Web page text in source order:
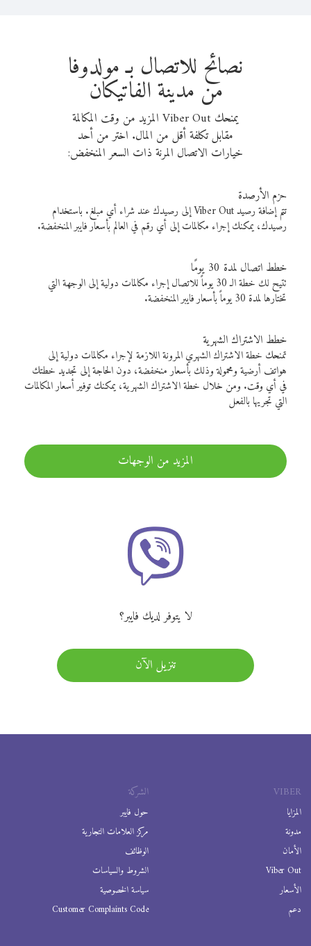
نصائح للاتصال بـ مولدوفا
من مدينة الفاتيكان
يمنحك Viber Out المزيد من وقت المكالمة
مقابل تكلفة أقل من المال. اختر من أحد
خيارات الاتصال المرنة ذات السعر المنخفض:
حزم الأرصدة
تتم إضافة رصيد Viber Out إلى رصيدك عند شراء أي مبلغ. باستخدام
رصيدك، يمكنك إجراء مكالمات إلى أي رقم في العالم بأسعار فايبر المنخفضة.
خطط اتصال لمدة 30 يومًا
تتيح لك خطة الـ 30 يوماً للاتصال إجراء مكالمات دولية إلى الوجهة التي
تختارها لمدة 30 يوماً بأسعار فايبر المنخفضة.
خطط الاشتراك الشهرية
تمنحك خطة الاشتراك الشهري المرونة اللازمة لإجراء مكالمات دولية إلى
هواتف أرضية ومحمولة وذلك بأسعار منخفضة، دون الحاجة إلى تجديد خطتك
في أي وقت. ومن خلال خطة الاشتراك الشهرية، يمكنك توفير أسعار المكالمات
التي تجريها بالفعل
المزيد من الوجهات
لا يتوفر لديك فايبر؟
تنزيل الآن
VIBER
المزايا
مدونة
الأمان
Viber Out
الأسعار
دعم
الشركة
حول فايبر
مركز العلامات التجارية
الوظائف
الشروط والسياسات
سياسة الخصوصية
Customer Complaints Code